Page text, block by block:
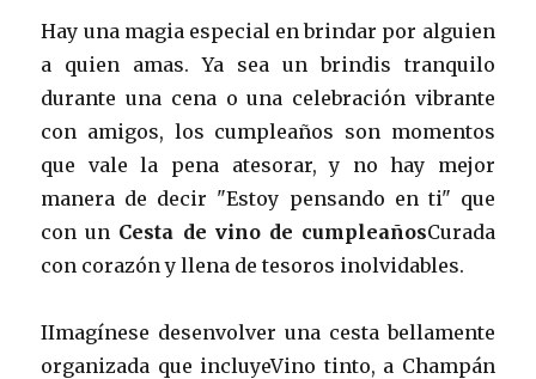
Hay una magia especial en brindar por alguien
a quien amas. Ya sea un brindis tranquilo
durante una cena o una celebración vibrante
con amigos, los cumpleaños son momentos
que vale la pena atesorar, y no hay mejor
manera de decir "Estoy pensando en ti" que
con un Cesta de vino de cumpleañosCurada
con corazón y llena de tesoros inolvidables.
IImagínese desenvolver una cesta bellamente
organizada que incluyeVino tinto, a Champán